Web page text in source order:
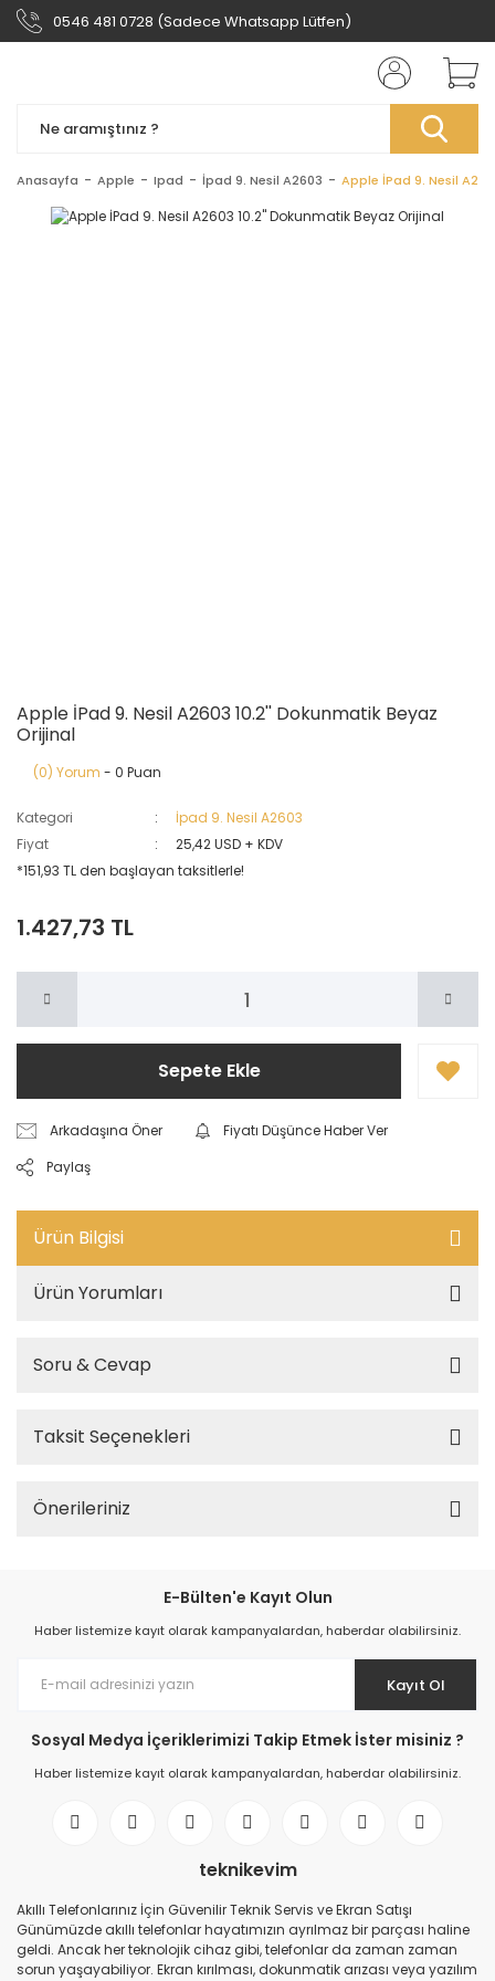
0546 481 0728 (Sadece Whatsapp Lütfen)
Anasayfa Apple Ipad İpad 9. Nesil A2603 Apple İPad 9. Nesil
Apple İPad 9. Nesil A2603 10.2'' Dokunmatik Beyaz
Orijinal
(0) Yorum - 0 Puan
Kategori
İpad 9. Nesil A2603
Fiyat
25,42 USD + KDV
*151,93 TL den başlayan taksitlerle!
1.427,73 TL
Sepete Ekle
Arkadaşına Öner
Fiyatı Düşünce Haber Ver
Paylaş
Ürün Bilgisi
Ürün Yorumları
Soru & Cevap
Taksit Seçenekleri
Önerileriniz
E-Bülten'e Kayıt Olun
Haber listemize kayıt olarak kampanyalardan, haberdar olabilirsiniz.
Kayıt Ol
Sosyal Medya İçeriklerimizi Takip Etmek İster misiniz ?
Haber listemize kayıt olarak kampanyalardan, haberdar olabilirsiniz.
teknikevim
Akıllı Telefonlarınız İçin Güvenilir Teknik Servis ve Ekran Satışı
Günümüzde akıllı telefonlar hayatımızın ayrılmaz bir parçası haline
geldi. Ancak her teknolojik cihaz gibi, telefonlar da zaman zaman
sorun yaşayabiliyor. Ekran kırılması, dokunmatik arızası veya yazılım